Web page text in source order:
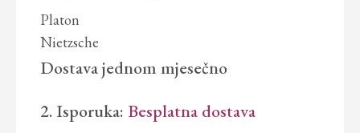
Platon
Nietzsche
Dostava jednom mjesečno
2. Isporuka: Besplatna dostava